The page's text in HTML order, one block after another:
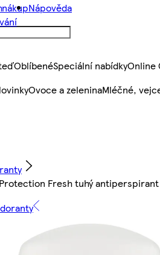
Nápověda
OblíbenéSpeciální nabídkyOnline
Ovoce a zeleninaMléčné,
Fresh tuhý